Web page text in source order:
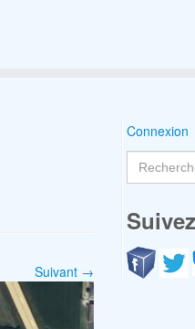
Suivant →
Connexion
Search
for: